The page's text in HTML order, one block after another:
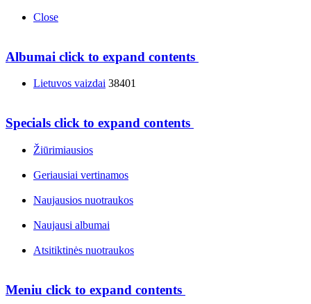
Close
Albumai click to expand contents
Lietuvos vaizdai 38401
Specials click to expand contents
Žiūrimiausios
Geriausiai vertinamos
Naujausios nuotraukos
Naujausi albumai
Atsitiktinės nuotraukos
Meniu click to expand contents